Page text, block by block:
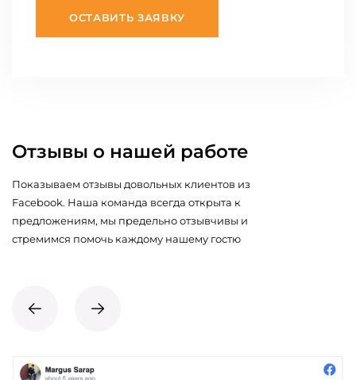
ОСТАВИТЬ ЗАЯВКУ
Отзывы о нашей работе
Показываем отзывы довольных клиентов из
Facebook. Наша команда всегда открыта к
предложениям, мы предельно отзывчивы и
стремимся помочь каждому нашему гостю